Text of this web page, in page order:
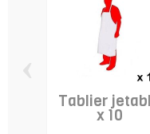
Tablier
x 10